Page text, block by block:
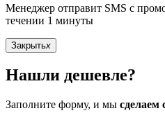
Менеджер отправит SMS с
течении 1 минуты
Закрытьx
Нашли дешевле?
Заполните форму, и мы сделаем